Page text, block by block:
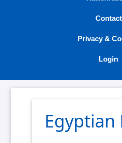
Contact
Privacy &
Login
Egyptian